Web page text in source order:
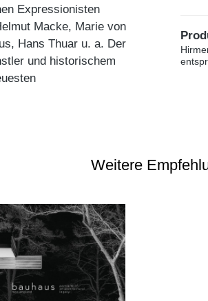
Expressionisten
Macke, Marie von
Hans Thuar u. a. Der
und historischem
Weitere